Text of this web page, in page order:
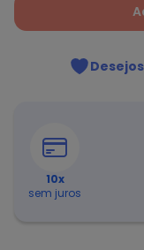
Desejos
10x
sem juros